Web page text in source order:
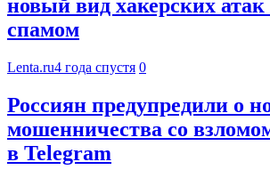
новый вид хакерских атак
спамом
Lenta.ru4 года спустя 0
Россиян предупредили о
мошенничества со
в Telegram